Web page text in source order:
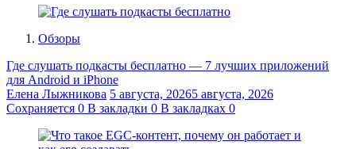
Обзоры
Где слушать подкасты бесплатно — 7 лучших приложений
для Android и iPhone
Елена Лыжникова 5 августа, 20265 августа, 2026
Сохраняется 0 В закладки 0 В закладках 0